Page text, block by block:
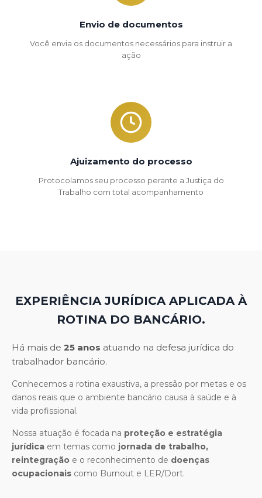
Envio de documentos
Você envia os documentos necessários para instruir a
ação
Ajuizamento do processo
Protocolamos seu processo perante a Justiça do
Trabalho com total acompanhamento
EXPERIÊNCIA JURÍDICA APLICADA À
ROTINA DO BANCÁRIO.
Há mais de 25 anos atuando na defesa jurídica do
trabalhador bancário.
Conhecemos a rotina exaustiva, a pressão por metas e os
danos reais que o ambiente bancário causa à saúde e à
vida profissional.
Nossa atuação é focada na proteção e estratégia
jurídica em temas como jornada de trabalho,
reintegração e o reconhecimento de doenças
ocupacionais como Burnout e LER/Dort.